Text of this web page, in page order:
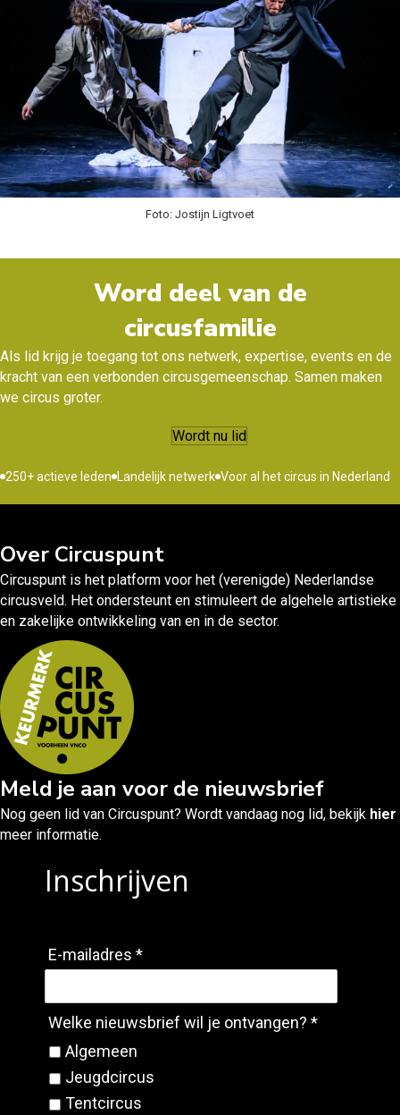
Foto: Jostijn Ligtvoet
Word deel van de
circusfamilie
Als lid krijg je toegang tot ons netwerk, expertise, events en de
kracht van een verbonden circusgemeenschap. Samen maken
we circus groter.
Wordt nu lid
250+ actieve leden Landelijk netwerk Voor al het circus in Nederland
Over Circuspunt
Circuspunt is het platform voor het (verenigde) Nederlandse
circusveld. Het ondersteunt en stimuleert de algehele artistieke
en zakelijke ontwikkeling van en in de sector.
Meld je aan voor de nieuwsbrief
Nog geen lid van Circuspunt? Wordt vandaag nog lid, bekijk hier
meer informatie.
Inschrijven
E-mailadres *
Welke nieuwsbrief wil je ontvangen? *
Algemeen
Jeugdcircus
Tentcircus